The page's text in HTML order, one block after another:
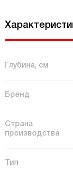
Глубина, см
Бренд
Страна
производства
Тип